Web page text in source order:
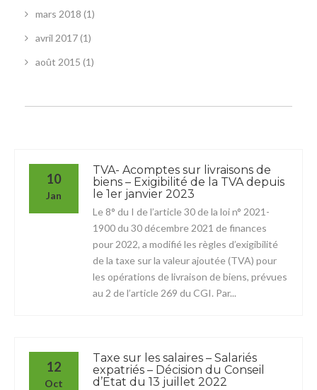
mars 2018 (1)
avril 2017(1)
août 2015 (1)
10
Jan
TVA- Acomptes sur livraisons de
biens – Exigibilité de la TVA depuis
le 1er janvier 2023
Le 8° du I de l’article 30 de la loi n° 2021-
1900 du 30 décembre 2021 de finances
pour 2022, a modifié les règles d’exigibilité
de la taxe sur la valeur ajoutée (TVA) pour
les opérations de livraison de biens, prévues
au 2 de l’article 269 du CGI. Par...
12
Oct
Taxe sur les salaires – Salariés
expatriés – Décision du Conseil
d’Etat du 13 juillet 2022